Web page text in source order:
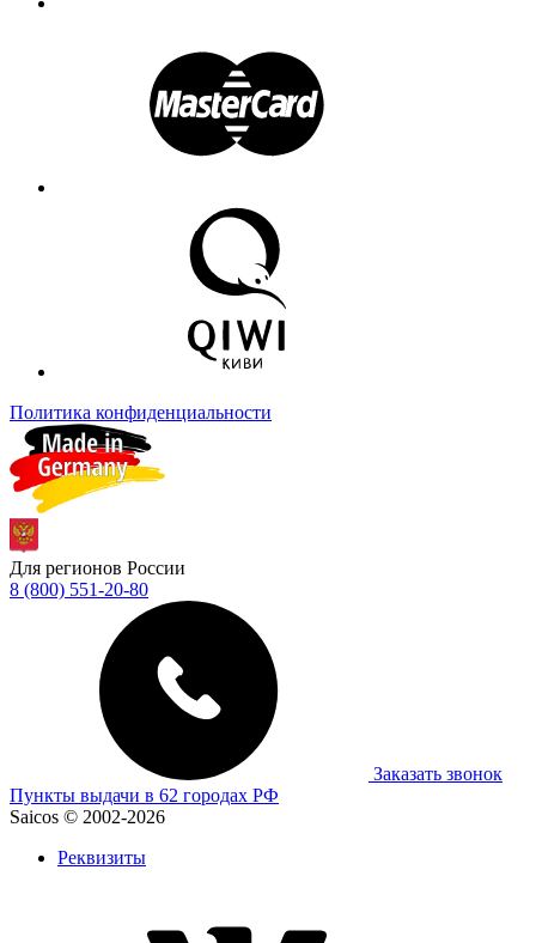
Политика конфиденциальности
Для регионов России
8 (800) 551-20-80
Заказать звонок
Пункты выдачи в 62 городах РФ
Saicos © 2002-2026
Реквизиты